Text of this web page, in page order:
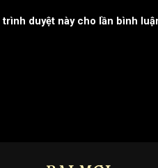
duyệt này cho lần bình